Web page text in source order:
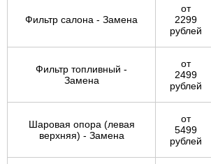
Фильтр салона - Замена
от
2299
рублей
Фильтр топливный -
Замена
от
2499
рублей
Шаровая опора (левая
верхняя) - Замена
от
5499
рублей